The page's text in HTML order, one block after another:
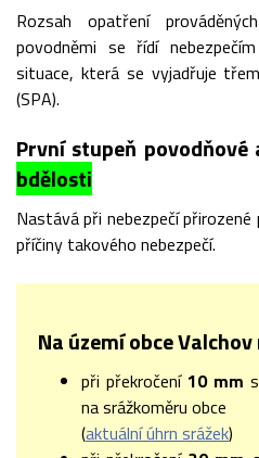
Rozsah opatření
povodněmi se řídí
situace, která se vyjadřuje
(SPA).
První stupeň povodňové
bdělosti
Nastává při nebezpečí
příčiny takového nebezpečí.
Na území obce
při překročení 10 mm
na srážkoměru obce
(aktuální úhrn srážek)